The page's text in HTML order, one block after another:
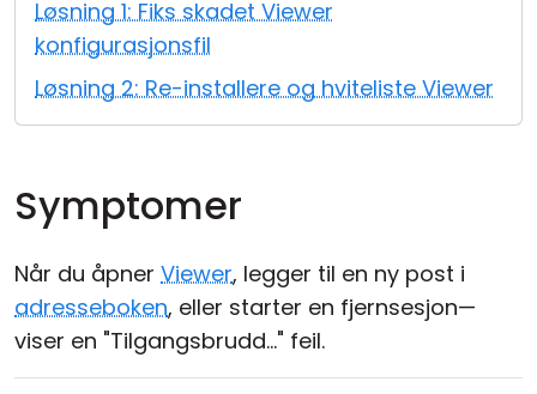
Løsning 1: Fiks skadet Viewer
konfigurasjonsfil
Løsning 2: Re-installere og hviteliste Viewer
Symptomer
Når du åpner Viewer, legger til en ny post i
adresseboken, eller starter en fjernsesjon—
viser en "Tilgangsbrudd..." feil.
Sky- og lokal installasjon